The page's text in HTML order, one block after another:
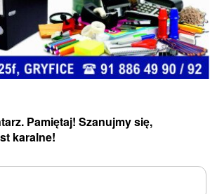
Pamiętaj! Szanujmy się,
karalne!